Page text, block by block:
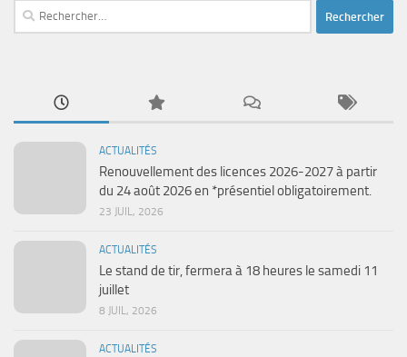
Rechercher :
ACTUALITÉS
Renouvellement des licences 2026-2027 à partir
du 24 août 2026 en *présentiel obligatoirement.
23 JUIL, 2026
ACTUALITÉS
Le stand de tir, fermera à 18 heures le samedi 11
juillet
8 JUIL, 2026
ACTUALITÉS